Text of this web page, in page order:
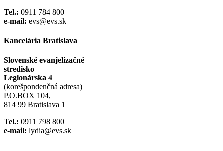
Tel.: 0911 784 800
e-mail: evs@evs.sk
Kancelária Bratislava
Slovenské evanjelizačné
stredisko
Legionárska 4
(korešpondenčná adresa)
P.O.BOX 104,
814 99 Bratislava 1
Tel.: 0911 798 800
e-mail: lydia@evs.sk